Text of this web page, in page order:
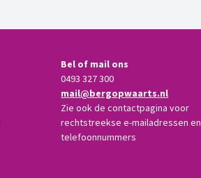
Bel of mail ons
0493 327 300
mail@bergopwaarts.nl
Zie ook de contactpagina voor
rechtstreekse e-mailadressen en
telefoonnummers